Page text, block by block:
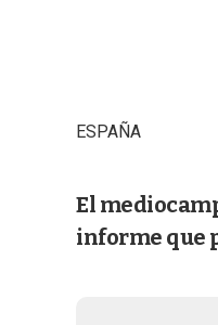
ESPAÑA
El
informe que